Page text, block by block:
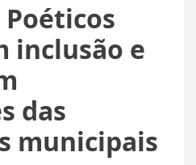
inclusão e
das
municipais